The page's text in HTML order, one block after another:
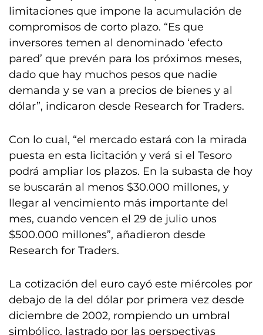
limitaciones que impone la acumulación de
compromisos de corto plazo. “Es que
inversores temen al denominado ‘efecto
pared’ que prevén para los próximos meses,
dado que hay muchos pesos que nadie
demanda y se van a precios de bienes y al
dólar”, indicaron desde Research for Traders.
Con lo cual, “el mercado estará con la mirada
puesta en esta licitación y verá si el Tesoro
podrá ampliar los plazos. En la subasta de hoy
se buscarán al menos $30.000 millones, y
llegar al vencimiento más importante del
mes, cuando vencen el 29 de julio unos
$500.000 millones”, añadieron desde
Research for Traders.
La cotización del euro cayó este miércoles por
debajo de la del dólar por primera vez desde
diciembre de 2002, rompiendo un umbral
simbólico, lastrado por las perspectivas